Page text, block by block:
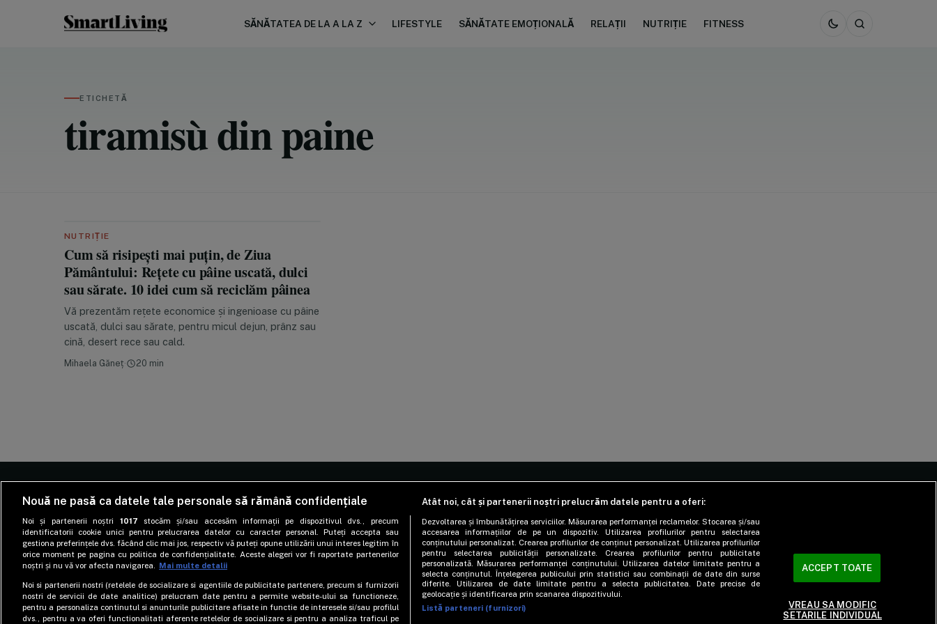
SĂNĂTATEA DE LA A LA Z LIFESTYLE SĂNĂTATE EMOȚIONALĂ RELAȚII NUTRIȚIE FITNESS
ETICHETĂ
tiramisù din paine
NUTRIȚIE
Cum să risipești mai puțin, de Ziua
Pământului: Rețete cu pâine uscată, dulci
sau sărate. 10 idei cum să reciclăm pâinea
Vă prezentăm rețete economice și ingenioase cu pâine
uscată, dulci sau sărate, pentru micul dejun, prânz sau
cină, desert rece sau cald.
Mihaela Găneț· 20 min
Site-ul despre well-being care te învață cum să
trăiești fericit, nu doar sănătos. Informația
Sănătatea de la A la Z
Sănătate emoțională
Nutriție
Fitness
Sănătatea în focus
Pacientul și medicul lui
Viața după cancer
Echipa SmartLiving
Contact
Nouă ne pasă ca datele tale personale să rămână confidențiale
Noi și partenerii noștri 1017 stocăm și/sau accesăm informații pe dispozitivul dvs., precum
identificatorii cookie unici pentru prelucrarea datelor cu caracter personal. Puteți accepta sau
gestiona preferințele dvs. făcând clic mai jos, respectiv vă puteți opune utilizării unui interes legitim în
orice moment pe pagina cu politica de confidențialitate. Aceste alegeri vor fi raportate partenerilor
noștri și nu vă vor afecta navigarea. Mai multe detalii
Noi si partenerii nostri (retelele de socializare si agentiile de publicitate partenere, precum si furnizorii
nostri de servicii de date analitice) prelucram date pentru a permite website-ului sa functioneze,
pentru a personaliza continutul si anunturile publicitare afisate in functie de interesele si/sau profilul
dvs., pentru a va oferi functionalitati aferente retelelor de socializare si pentru a analiza traficul pe
Atât noi, cât și partenerii noștri prelucrăm datele pentru a oferi:
Dezvoltarea și îmbunătățirea serviciilor. Măsurarea performanței reclamelor. Stocarea și/sau
accesarea informațiilor de pe un dispozitiv. Utilizarea profilurilor pentru selectarea
conținutului personalizat. Crearea profilurilor de conținut personalizat. Utilizarea profilurilor
pentru selectarea publicității personalizate. Crearea profilurilor pentru publicitate
personalizată. Măsurarea performanței conținutului. Utilizarea datelor limitate pentru a
selecta conținutul. Înțelegerea publicului prin statistici sau combinații de date din surse
diferite. Utilizarea de date limitate pentru a selecta publicitatea. Date precise de
geolocație și identificarea prin scanarea dispozitivului.
Listă parteneri (furnizori)
ACCEPT TOATE
VREAU SA MODIFIC
SETARILE INDIVIDUAL